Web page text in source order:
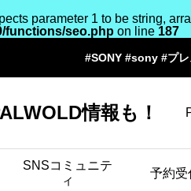
parameter 1 to be string,
functions/seo.php on line 187
#SONY #sony #プ
情報も！
SNSコミュニテ
ィ
予約受